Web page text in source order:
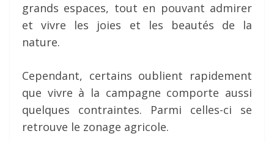
grands espaces, tout en pouvant admirer
et vivre les joies et les beautés de la
nature.
Cependant, certains oublient rapidement
que vivre à la campagne comporte aussi
quelques contraintes. Parmi celles-ci se
retrouve le zonage agricole.